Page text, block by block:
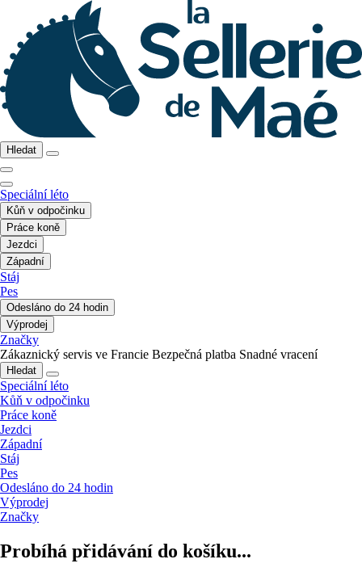
Hledat
Speciální léto
Kůň v odpočinku
Práce koně
Jezdci
Západní
Stáj
Pes
Odesláno do 24 hodin
Výprodej
Značky
Zákaznický servis ve Francie Bezpečná platba Snadné vracení
Hledat
Speciální léto
Kůň v odpočinku
Práce koně
Jezdci
Západní
Stáj
Pes
Odesláno do 24 hodin
Výprodej
Značky
Probíhá přidávání do košíku...